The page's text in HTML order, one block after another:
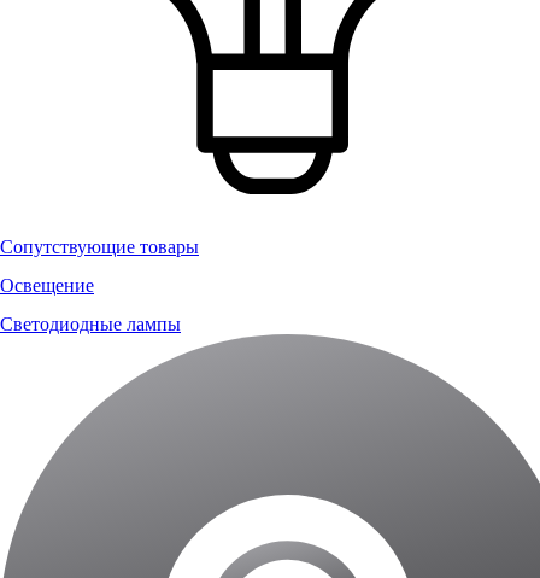
Сопутствующие товары
Освещение
Светодиодные лампы